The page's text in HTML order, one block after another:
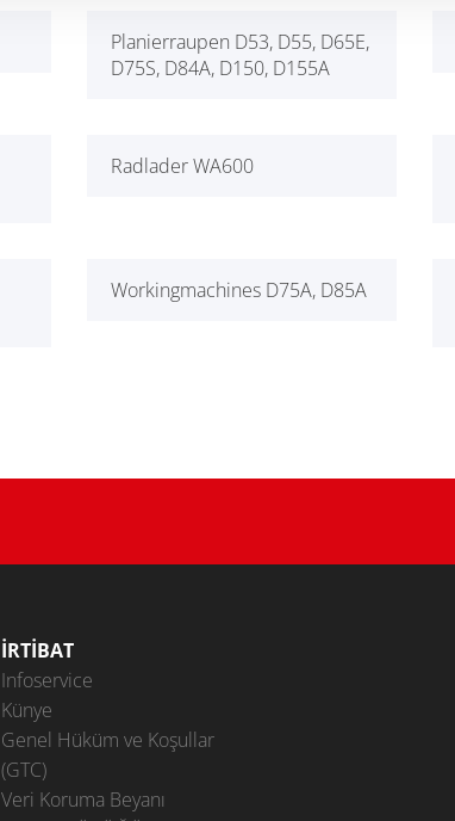
Planierraupen D53, D55, D65E,
D75S, D84A, D150, D155A
Radlader WA600
Workingmachines D75A, D85A
İRTIBAT
Infoservice
Künye
Genel Hüküm ve Koşullar
(GTC)
Veri Koruma Beyanı